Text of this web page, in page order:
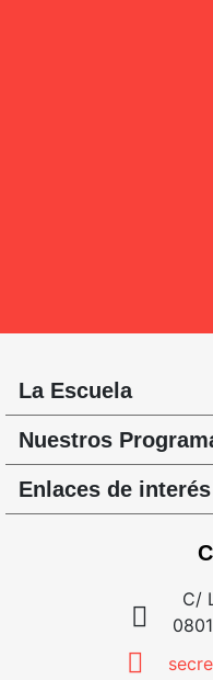
La Escuela
Nuestros
Enlaces de interés
C/